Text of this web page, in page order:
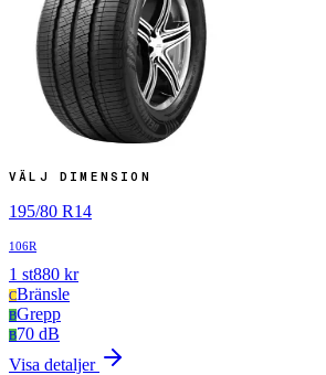
VÄLJ DIMENSION
195/80 R14
106R
1 st880 kr
CBränsle
BGrepp
B70 dB
Visa detaljer